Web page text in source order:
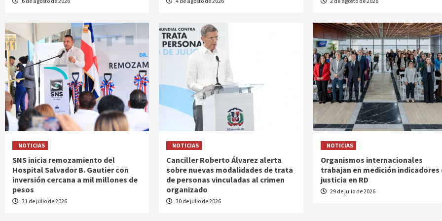
NOTICIAS
SNS inicia remozamiento del
Hospital Salvador B. Gautier con
inversión cercana a mil millones de
pesos
31 de julio de 2026
NOTICIAS
Canciller Roberto Álvarez alerta
sobre nuevas modalidades de trata
de personas vinculadas al crimen
organizado
30 de julio de 2026
NOTICIAS
Organismos internacionales
trabajan en medición indicadores
justicia en RD
29 de julio de 2026